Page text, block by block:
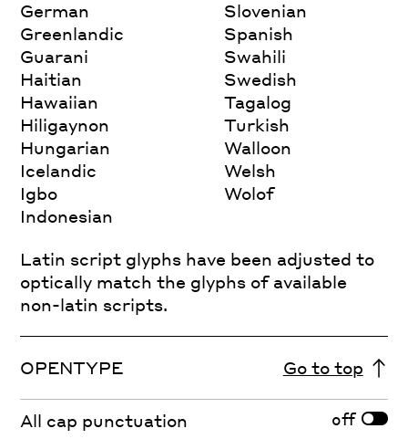
German
Greenlandic
Guarani
Haitian
Hawaiian
Hiligaynon
Hungarian
Icelandic
Igbo
Indonesian
Slovenian
Spanish
Swahili
Swedish
Tagalog
Turkish
Walloon
Welsh
Wolof
Latin script glyphs have been adjusted to
optically match the glyphs of available
non-latin scripts.
OPENTYPE Go to top
All cap punctuation off